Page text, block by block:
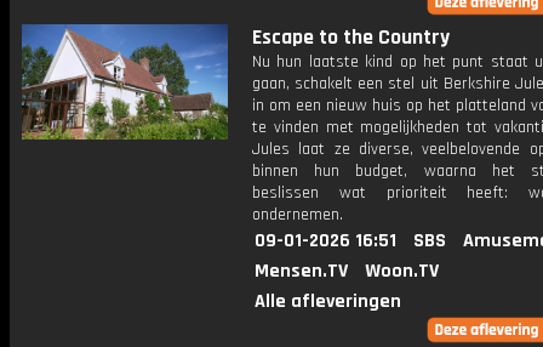
Escape to the Country
Nu hun laatste kind op het punt staat
gaan, schakelt een stel uit Berkshire
in om een nieuw huis op het platteland
te vinden met mogelijkheden tot
Jules laat ze diverse, veelbelovende
binnen hun budget, waarna het
beslissen wat prioriteit heeft:
ondernemen.
09-01-2026 16:51 SBS
Mensen.TV
Woon.TV
Alle afleveringen